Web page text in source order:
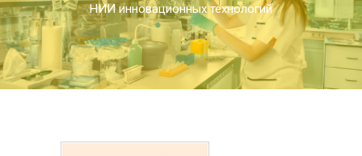
НИИ инновационных технологий